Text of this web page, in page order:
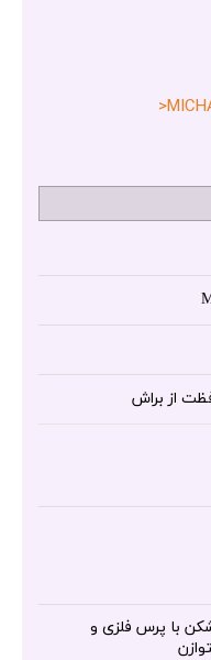
از براش
با پرس فلزی و